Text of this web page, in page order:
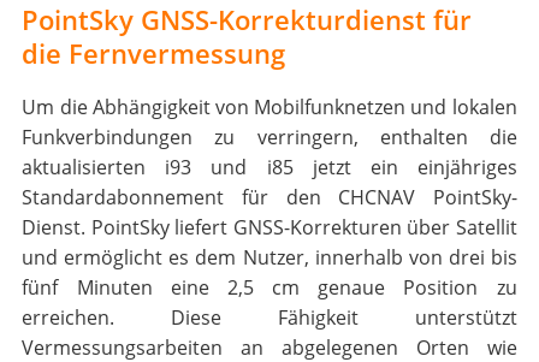
PointSky GNSS-Korrekturdienst für
die Fernvermessung
Um die Abhängigkeit von Mobilfunknetzen und lokalen
Funkverbindungen zu verringern, enthalten die
aktualisierten i93 und i85 jetzt ein einjähriges
Standardabonnement für den CHCNAV PointSky-
Dienst. PointSky liefert GNSS-Korrekturen über Satellit
und ermöglicht es dem Nutzer, innerhalb von drei bis
fünf Minuten eine 2,5 cm genaue Position zu
erreichen. Diese Fähigkeit unterstützt
Vermessungsarbeiten an abgelegenen Orten wie